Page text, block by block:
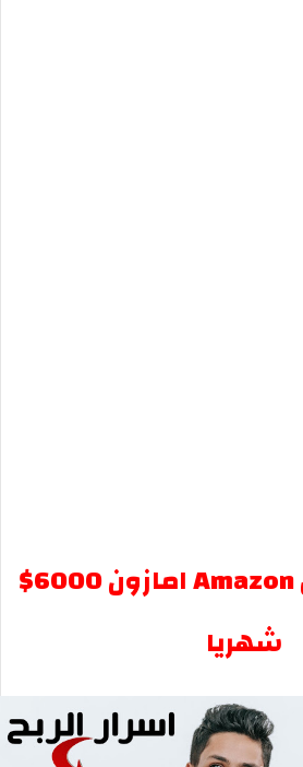
اسرار الربح من Amazon امازون 6000$
شهريا